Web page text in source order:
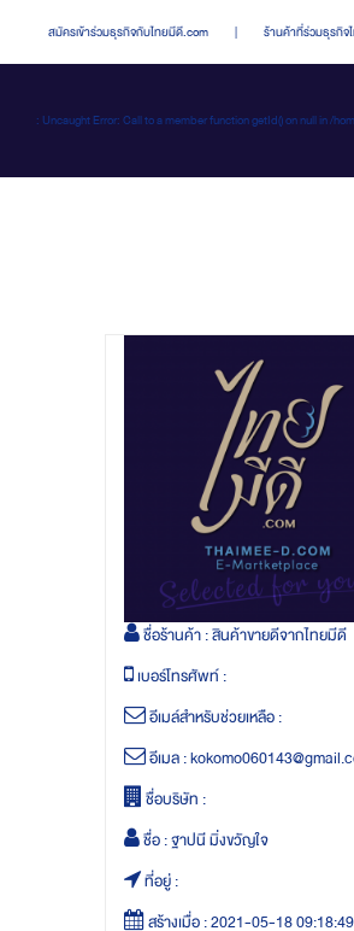
สมัครเข้าร่วมธุรกิจกับไทยมีดี.com | ร้านค้าที่ร่วมธุรกิจ
: Uncaught Error: Call to a member function getId() on null in
ชื่อร้านค้า :สินค้าขายดีจากไทยมีดี
เบอร์โทรศัพท์ :
อีเมล์สำหรับช่วยเหลือ :
อีเมล :
ชื่อบริษัท :
ชื่อ :ฐาปนี มิ่งขวัญใจ
ที่อยู่ :
สร้างเมื่อ :2021-05-18 09:18:49